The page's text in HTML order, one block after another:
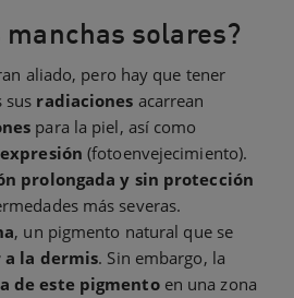
manchas solares?
aliado, pero hay que tener
sus radiaciones acarrean
para la piel, así como
(fotoenvejecimiento).
prolongada y sin protección
más severas.
, un pigmento natural que se
la dermis. Sin embargo, la
de este pigmentoen una zona